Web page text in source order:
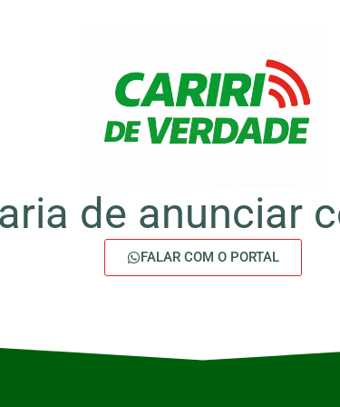
de anunciar
FALAR COM O PORTAL